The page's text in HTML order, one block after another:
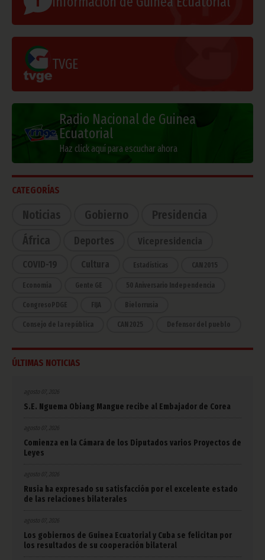
TVGE
Radio Nacional de Guinea
Ecuatorial
Haz click aquí para escuchar ahora
CATEGORÍAS
Noticias Gobierno
Presidencia
África
Deportes Vicepresidencia
COVID-19 Cultura Estadísticas CAN 2015
Economía Gente GE 50 Aniversario Independencia
CongresoPDGE FIJA Bielorrusia
Consejo de la república CAN 2025 Defensor del pueblo
ÚLTIMAS NOTICIAS
agosto 07, 2026
S.E. Nguema Obiang Mangue recibe al Embajador de Corea
agosto 07, 2026
Comienza en la Cámara de los Diputados varios Proyectos de
Leyes
agosto 07, 2026
Rusia ha expresado su satisfacción por el excelente estado
de las relaciones bilaterales
agosto 07, 2026
Los gobiernos de Guinea Ecuatorial y Cuba se felicitan por
los resultados de su cooperación bilateral